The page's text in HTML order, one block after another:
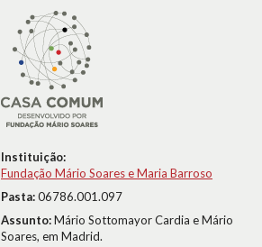
Instituição:
Fundação Mário Soares e Maria Barroso
Pasta:06786.001.097
Assunto:Mário Sottomayor Cardia e Mário
Soares, em Madrid.